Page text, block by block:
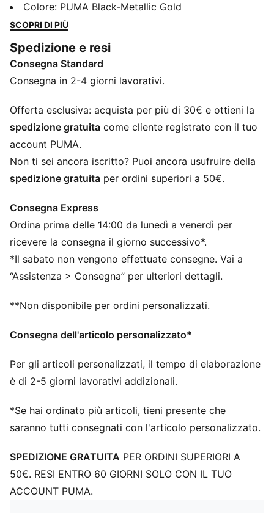
metallo, questi pantaloni offrono una vestibilità
personalizzata e un tocco glamour. I polsini a coste
CARATTERISTICHE + VANTAGGI
Con almeno il 50% di materiale riciclato.
DETTAGLI
Felpa non garzata
Lunghezza regolare
Girovita a coste con coulisse e cordini interni
Tasche nelle cuciture laterali
Loghi PUMA
Colore: PUMA Black-Metallic Gold
SCOPRI DI PIÙ
Spedizione e resi
Consegna Standard
Consegna in 2-4 giorni lavorativi.
Offerta esclusiva: acquista per più di 30€ e ottieni la
spedizione gratuita come cliente registrato con il tuo
account PUMA.
Non ti sei ancora iscritto? Puoi ancora usufruire della
spedizione gratuita per ordini superiori a 50€.
Consegna Express
Ordina prima delle 14:00 da lunedì a venerdì per
ricevere la consegna il giorno successivo*.
*Il sabato non vengono effettuate consegne. Vai a
“Assistenza > Consegna” per ulteriori dettagli.
**Non disponibile per ordini personalizzati.
Consegna dell'articolo personalizzato*
Per gli articoli personalizzati, il tempo di elaborazione
è di 2-5 giorni lavorativi addizionali.
*Se hai ordinato più articoli, tieni presente che
saranno tutti consegnati con l'articolo personalizzato.
SPEDIZIONE GRATUITA PER ORDINI SUPERIORI A
50€. RESI ENTRO 60 GIORNI SOLO CON IL TUO
ACCOUNT PUMA.